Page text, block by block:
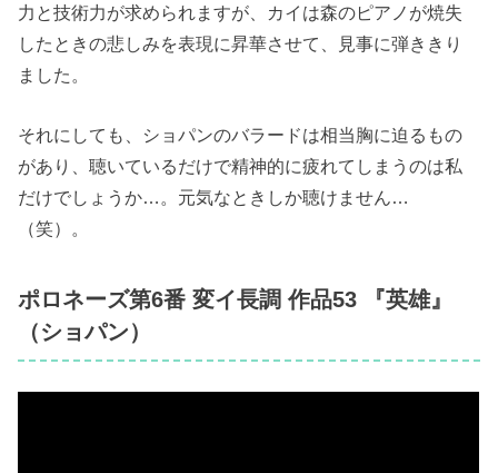
力と技術力が求められますが、カイは森のピアノが焼失
したときの悲しみを表現に昇華させて、見事に弾ききり
ました。
それにしても、ショパンのバラードは相当胸に迫るもの
があり、聴いているだけで精神的に疲れてしまうのは私
だけでしょうか…。元気なときしか聴けません…
（笑）。
ポロネーズ第6番 変イ長調 作品53 『英雄』
（ショパン）